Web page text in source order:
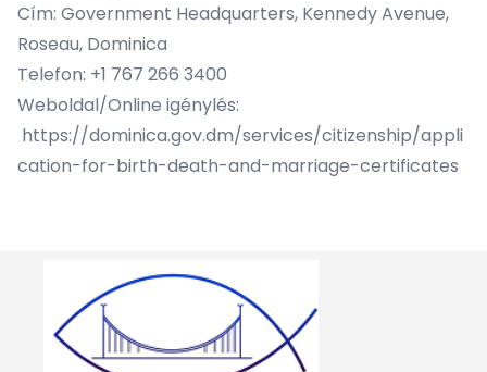
Cím: Government Headquarters, Kennedy Avenue,
Roseau, Dominica
Telefon: +1 767 266 3400
Weboldal/Online igénylés:
https://dominica.gov.dm/services/citizenship/appli
cation-for-birth-death-and-marriage-certificates